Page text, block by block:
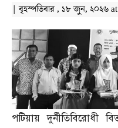
| বৃহস্পতিবার , ১৮ জুন, ২০২৬ at
পটিয়ায় দুর্নীতিবিরোধী